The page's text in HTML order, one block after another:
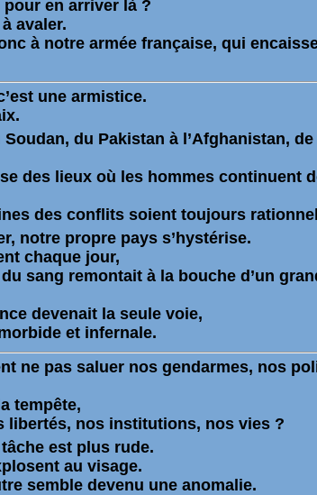
en arriver là ?
avaler.
à notre armée française, qui
une armistice.
Soudan, du Pakistan à l’Afghanistan, de
des lieux où les hommes continuent
des conflits soient toujours
notre propre pays s’hystérise.
chaque jour,
sang remontait à la bouche d’un
devenait la seule voie,
et infernale.
ne pas saluer nos gendarmes, nos
tempête,
libertés, nos institutions, nos vies ?
est plus rude.
au visage.
semble devenu une anomalie.